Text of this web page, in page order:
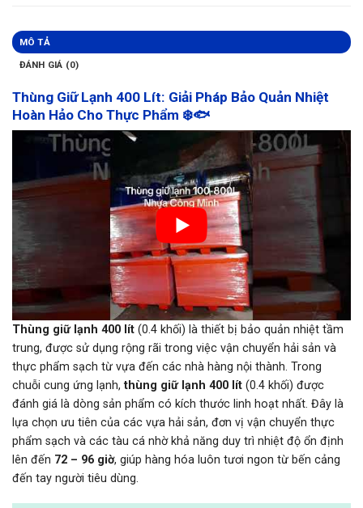
MÔ TẢ
ĐÁNH GIÁ (0)
Thùng Giữ Lạnh 400 Lít: Giải Pháp Bảo Quản Nhiệt
Hoàn Hảo Cho Thực Phẩm ❄️🐟
Thùng giữ lạnh 400 lít (0.4 khối) là thiết bị bảo quản nhiệt tầm
trung, được sử dụng rộng rãi trong việc vận chuyển hải sản và
thực phẩm sạch từ vựa đến các nhà hàng nội thành. Trong
chuỗi cung ứng lạnh,thùng giữ lạnh 400 lít (0.4 khối) được
đánh giá là dòng sản phẩm có kích thước linh hoạt nhất. Đây là
lựa chọn ưu tiên của các vựa hải sản, đơn vị vận chuyển thực
phẩm sạch và các tàu cá nhờ khả năng duy trì nhiệt độ ổn định
lên đến 72 – 96 giờ, giúp hàng hóa luôn tươi ngon từ bến cảng
đến tay người tiêu dùng.